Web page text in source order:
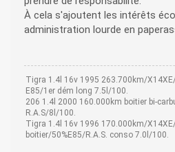
À cela s'ajoutent les intérêts
administration lourde en
Tigra 1.4l 16v 1995 263.700km/
E85/1er dém long 7.5l/100.
206 1.4l 2000 160.000km boitier bi-
R.A.S/8l/100.
Tigra 1.4l 16v 1996 170.000km/
boitier/50%E85/R.A.S. conso 7.0l/100.